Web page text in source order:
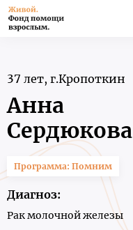
37 лет, г.Кропоткин
Анна
Сердюкова
Программа: Помним
Диагноз:
Рак молочной железы